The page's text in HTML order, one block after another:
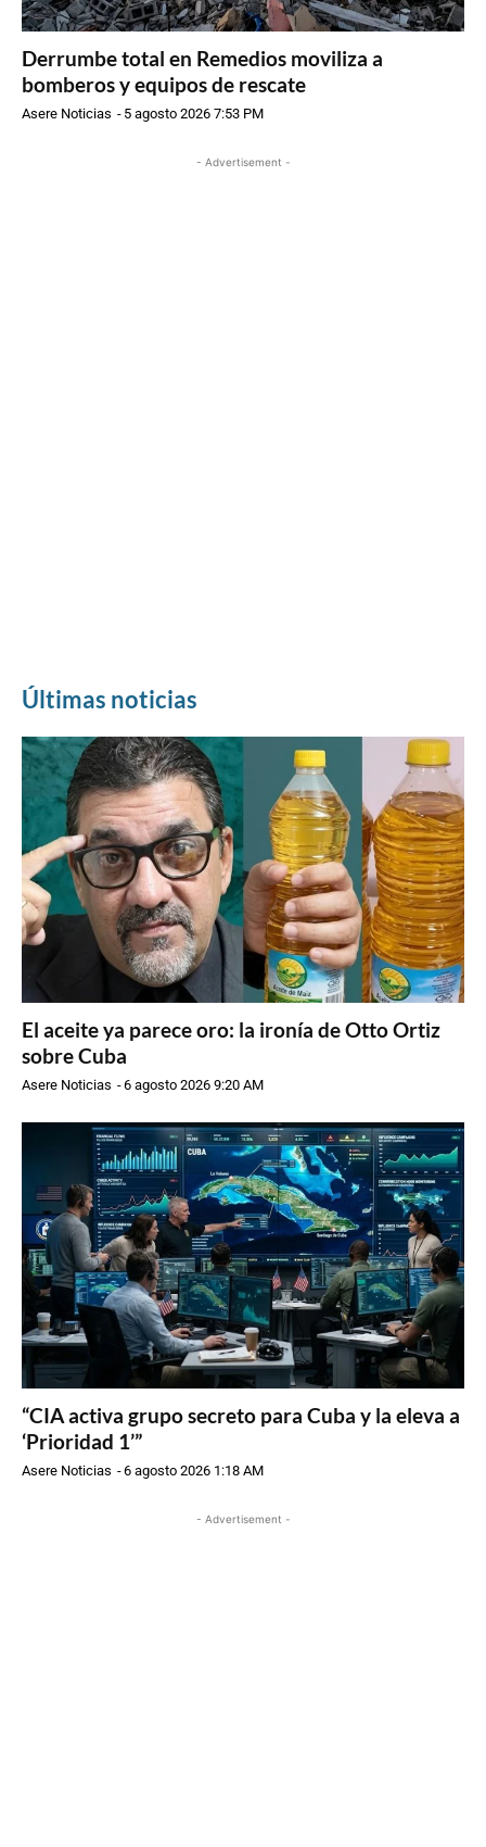
Derrumbe total en Remedios moviliza a
bomberos y equipos de rescate
Asere Noticias - 5 agosto 2026 7:53 PM
- Advertisement -
Últimas noticias
El aceite ya parece oro: la ironía de Otto Ortiz
sobre Cuba
Asere Noticias -6 agosto 2026 9:20 AM
“CIA activa grupo secreto para Cuba y la eleva a
‘Prioridad 1’”
Asere Noticias -6 agosto 2026 1:18 AM
- Advertisement -